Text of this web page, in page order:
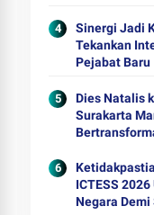
Sinergi Jadi
Tekankan
Pejabat Baru
Dies Natalis
Surakarta
ICTESS
Negara